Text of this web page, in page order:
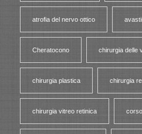
atrofia del nervo ottico
Cheratocono chirurgia delle
chirurgia plastica chirurgia
chirurgia vitreo retinica